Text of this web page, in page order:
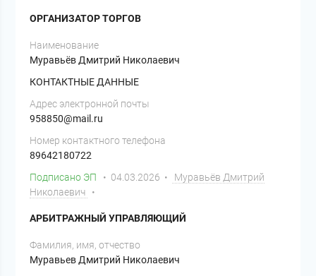
ОРГАНИЗАТОР ТОРГОВ
Наименование
Муравьёв Дмитрий Николаевич
КОНТАКТНЫЕ ДАННЫЕ
Адрес электронной почты
958850@mail.ru
Номер контактного телефона
89642180722
Подписано ЭП
• 04.03.2026 •
Муравьёв Дмитрий
Николаевич
•
АРБИТРАЖНЫЙ УПРАВЛЯЮЩИЙ
Фамилия, имя, отчество
Муравьев Дмитрий Николаевич